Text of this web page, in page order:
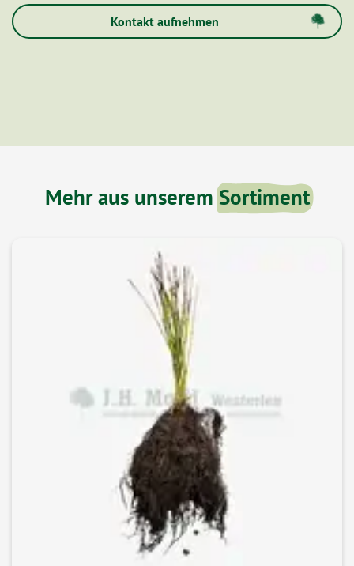
Kontakt aufnehmen
Mehr aus unseremSortiment